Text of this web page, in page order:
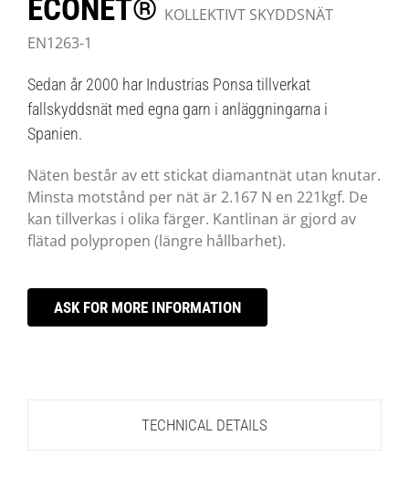
ECONET® KOLLEKTIVT SKYDDSNÄT
EN1263-1
Sedan år 2000 har Industrias Ponsa tillverkat
fallskyddsnät med egna garn i anläggningarna i
Spanien.
Näten består av ett stickat diamantnät utan knutar.
Minsta motstånd per nät är 2.167 N en 221kgf. De
kan tillverkas i olika färger. Kantlinan är gjord av
flätad polypropen (längre hållbarhet).
ASK FOR MORE INFORMATION
TECHNICAL DETAILS